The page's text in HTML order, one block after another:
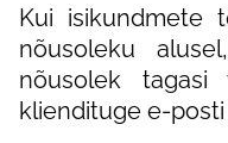
Kui isikundmete
nõusoleku
nõusolek tagasi
kliendituge e-